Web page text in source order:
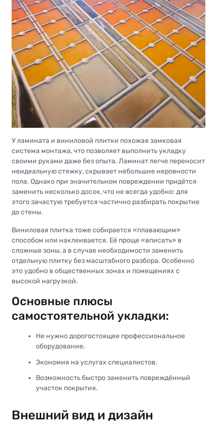
У ламината и виниловой плитки похожая замковая
система монтажа, что позволяет выполнить укладку
своими руками даже без опыта. Ламинат легче переносит
неидеальную стяжку, скрывает небольшие неровности
пола. Однако при значительном повреждении придётся
заменить несколько досок, что не всегда удобно: для
этого зачастую требуется частично разбирать покрытие
до стены.
Виниловая плитка тоже собирается «плавающим»
способом или наклеивается. Её проще «вписать» в
сложные зоны, а в случае необходимости заменить
отдельную плитку без масштабного разбора. Особенно
это удобно в общественных зонах и помещениях с
высокой нагрузкой.
Основные плюсы
самостоятельной укладки:
Не нужно дорогостоящее профессиональное
оборудование.
Экономия на услугах специалистов.
Возможность быстро заменить повреждённый
участок покрытия.
Внешний вид и дизайн